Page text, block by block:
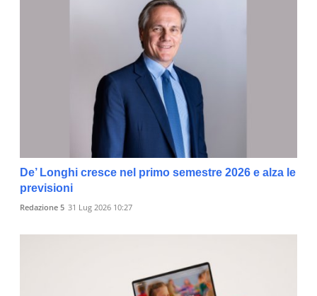
De’ Longhi cresce nel primo semestre 2026 e alza le
previsioni
Redazione 5 31 Lug 2026 10:27